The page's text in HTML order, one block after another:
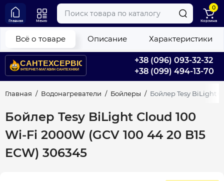
+38 (096) 093-32-32
+38 (099) 494-13-70
Главная Меню
0
Корзина
Главная Водонагреватели Бойлеры Бойлер Tesy BiLight
Бойлер Tesy BiLight Cloud 100
Wi-Fi 2000W (GCV 100 44 20 B15
ECW) 306345
Всё о товаре Описание Характеристики